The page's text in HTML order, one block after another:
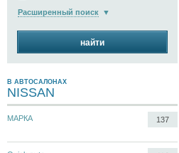
Расширенный поиск
найти
В АВТОСАЛОНАХ
NISSAN
МАРКА 137